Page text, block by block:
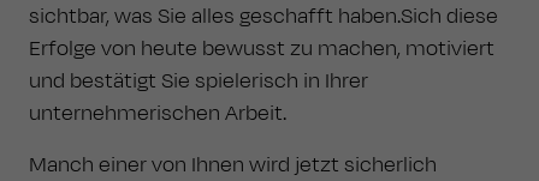
sichtbar, was Sie alles geschafft haben.Sich diese
Erfolge von heute bewusst zu machen, motiviert
und bestätigt Sie spielerisch in Ihrer
unternehmerischen Arbeit.
Manch einer von Ihnen wird jetzt sicherlich